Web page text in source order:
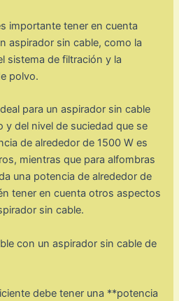
importante tener en cuenta
aspirador sin cable, como la
sistema de filtración y la
polvo.
para un aspirador sin cable
y del nivel de suciedad que se
de alrededor de 1500 W es
mientras que para alfombras
una potencia de alrededor de
tener en cuenta otros aspectos
sin cable.
con un aspirador sin cable de
debe tener una **potencia